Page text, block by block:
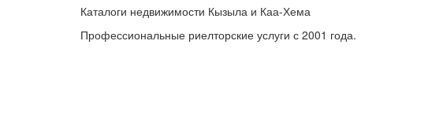
риелторская
Каталоги недвижимости Кызыла и Каа-Хема
Профессиональные риелторские услуги с 2001 года.